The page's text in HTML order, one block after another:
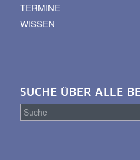
TERMINE
WISSEN
SUCHE ÜBER ALLE